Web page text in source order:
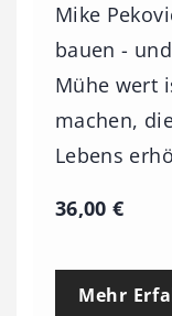
Mike
bauen -
Mühe wert
machen,
Lebens
36,00€
Mehr